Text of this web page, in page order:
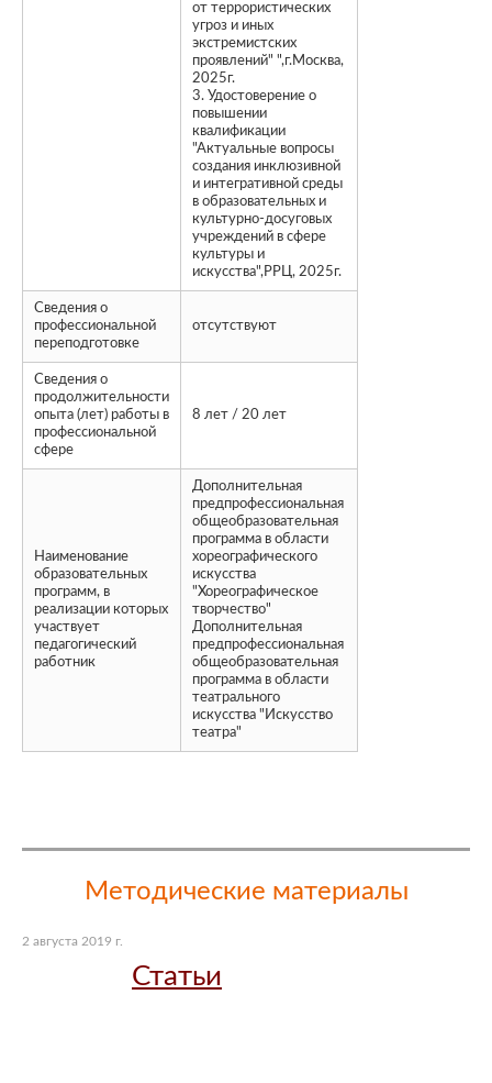
от террористических
угроз и иных
экстремистских
проявлений" ",г.Москва,
2025г.
3. Удостоверение о
повышении
квалификации
"Актуальные вопросы
создания инклюзивной
и интегративной среды
в образовательных и
культурно-досуговых
учреждений в сфере
культуры и
искусства",РРЦ, 2025г.
Сведения о
профессиональной
переподготовке
отсутствуют
Сведения о
продолжительности
опыта (лет) работы в
профессиональной
сфере
8 лет / 20 лет
Наименование
образовательных
программ, в
реализации которых
участвует
педагогический
работник
Дополнительная
предпрофессиональная
общеобразовательная
программа в области
хореографического
искусства
"Хореографическое
творчество"
Дополнительная
предпрофессиональная
общеобразовательная
программа в области
театрального
искусства "Искусство
театра"
Методические материалы
2 августа 2019 г.
Статьи